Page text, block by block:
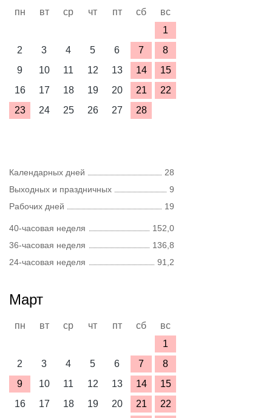
пн вт ср чт пт сб
вс
1
2
3 4 5 6 7
8
9
10 11 12 13 14
15
16
17 18 19 20 21
22
23
24 25 26 27 28
Календарных дней
28
Выходных и праздничных
9
Рабочих дней
19
40-часовая неделя
152,0
36-часовая неделя
136,8
24-часовая неделя
91,2
Март
пн вт ср чт пт сб
вс
1
2
3 4 5 6 7
8
9
10 11 12 13 14
15
16
17 18 19 20 21
22